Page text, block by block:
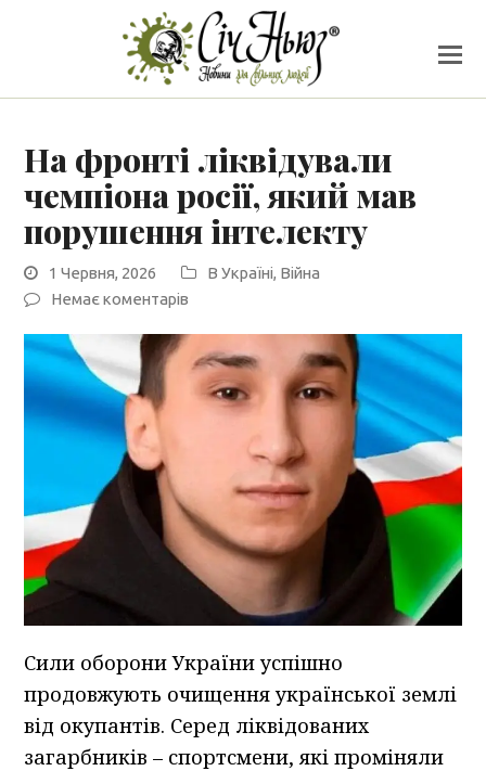
На фронті ліквідували
чемпіона росії, який мав
порушення інтелекту
1 Червня, 2026 В Україні, Війна
Немає коментарів
Сили оборони України успішно
продовжують очищення української землі
від окупантів. Серед ліквідованих
загарбників – спортсмени, які проміняли